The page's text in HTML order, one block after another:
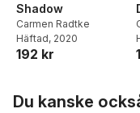
Shadow
Carmen Radtke
Häftad, 2020
192 kr
Du kanske